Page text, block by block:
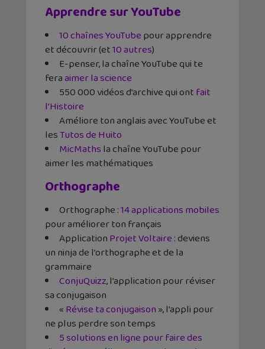
Apprendre sur YouTube
10 chaînes YouTubepour apprendre
et découvrir (et10 autres)
E-penser, la chaîne YouTube qui te
feraaimer la science
550 000 vidéos d’archive qui ontfait
l’Histoire
Améliore ton anglais avec YouTube et
lesTutos de Huito
MicMathsla chaîne YouTube pour
aimer les mathématiques
Orthographe
Orthographe :14 applications mobiles
pour améliorer ton français
ApplicationProjet Voltaire: deviens
un ninja de l’orthographe et de la
grammaire
ConjuQuizz, l’application pour réviser
sa conjugaison
«Révise ta conjugaison», l’appli pour
ne plus perdre son temps
5 solutions en ligne pour faire des